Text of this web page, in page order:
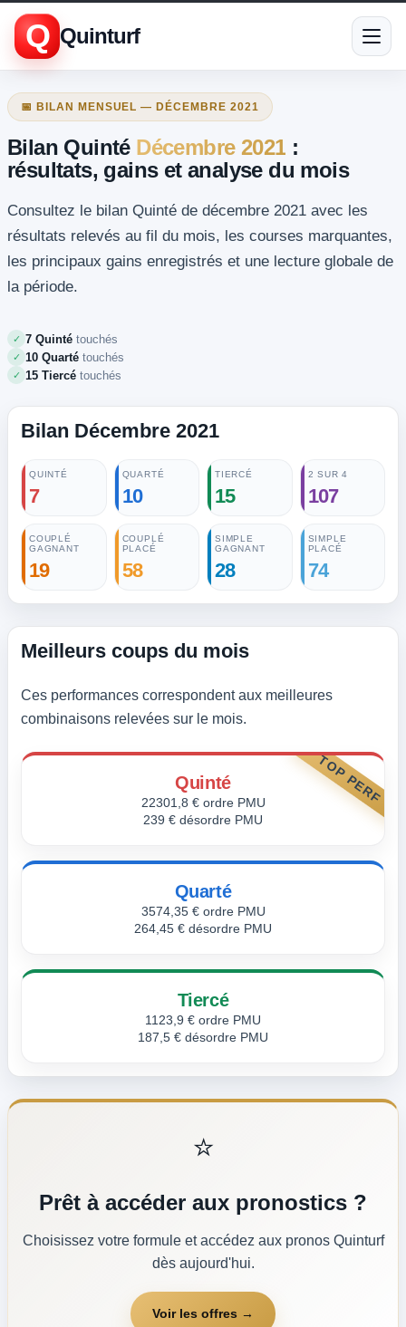
Q Quinturf
📅 BILAN MENSUEL — DÉCEMBRE 2021
Bilan Quinté Décembre 2021 :
résultats, gains et analyse du mois
Consultez le bilan Quinté de décembre 2021 avec les
résultats relevés au fil du mois, les courses marquantes,
les principaux gains enregistrés et une lecture globale de
la période.
✓ 7 Quinté touchés
✓ 10 Quarté touchés
✓ 15 Tiercé touchés
Bilan Décembre 2021
QUINTÉ
7
QUARTÉ
10
TIERCÉ
15
2 SUR 4
107
COUPLÉ
GAGNANT
19
COUPLÉ
PLACÉ
58
SIMPLE
GAGNANT
28
SIMPLE
PLACÉ
74
Meilleurs coups du mois
Ces performances correspondent aux meilleures
combinaisons relevées sur le mois.
TOP PERF
Quinté
22301,8 € ordre PMU
239 € désordre PMU
Quarté
3574,35 € ordre PMU
264,45 € désordre PMU
Tiercé
1123,9 € ordre PMU
187,5 € désordre PMU
⭐
Prêt à accéder aux pronostics ?
Choisissez votre formule et accédez aux pronos Quinturf
dès aujourd'hui.
Voir les offres →